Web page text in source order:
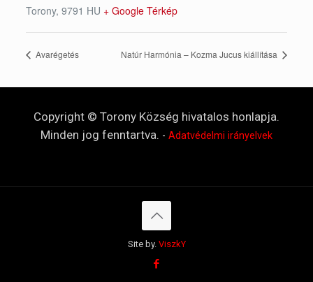
Torony, 9791 HU + Google Térkép
Avarégetés Natúr Harmónia – Kozma Jucus kiállítása
Copyright © Torony Község hivatalos honlapja.
Minden jog fenntartva. - Adatvédelmi irányelvek
Site by. ViszkY